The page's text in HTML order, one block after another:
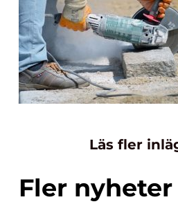
Läs fler
Fler nyheter